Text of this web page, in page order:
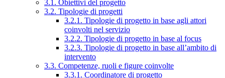
3.1. Obiettivi del progetto
3.2. Tipologie di progetti
3.2.1. Tipologie di progetto in base agli attori
coinvolti nel servizio
3.2.2. Tipologie di progetto in base al focus
3.2.3. Tipologie di progetto in base all’ambito di
intervento
3.3. Competenze, ruoli e figure coinvolte
3.3.1. Coordinatore di progetto